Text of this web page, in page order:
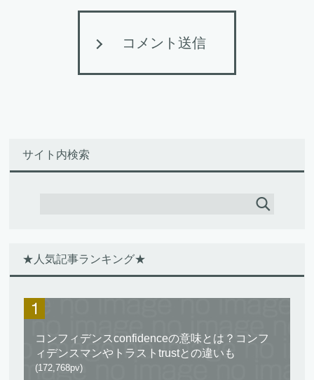
コメント送信
サイト内検索
★人気記事ランキング★
コンフィデンスconfidenceの意味とは？コンフ
ィデンスマンやトラストtrustとの違いも
(172,768pv)